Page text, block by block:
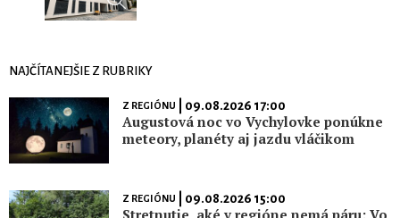
NAJČÍTANEJŠIE Z RUBRIKY
Z REGIÓNU | 09.08.2026 17:00
Augustová noc vo Vychylovke ponúkne
meteory, planéty aj jazdu vláčikom
Z REGIÓNU | 09.08.2026 15:00